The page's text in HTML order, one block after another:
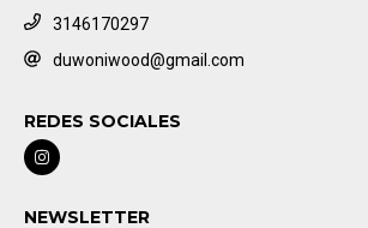
3146170297
duwoniwood@gmail.com
REDES SOCIALES
NEWSLETTER